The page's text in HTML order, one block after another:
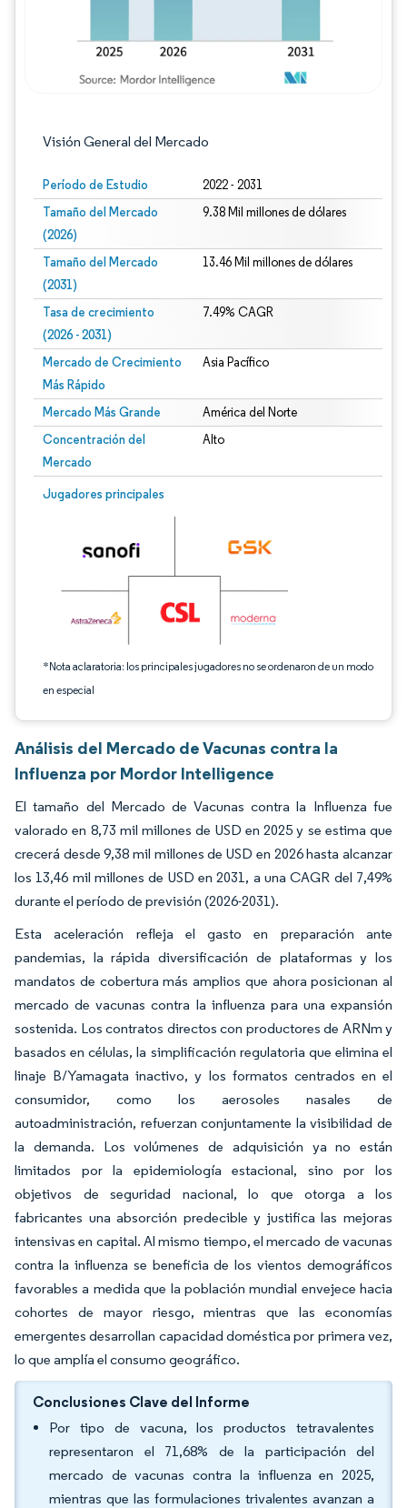
Visión General del Mercado
Período de Estudio 2022 - 2031
Tamaño del Mercado
(2026)
9.38 Mil millones de dólares
Tamaño del Mercado
(2031)
13.46 Mil millones de dólares
Tasa de crecimiento
(2026 - 2031)
7.49% CAGR
Mercado de Crecimiento
Más Rápido
Asia Pacífico
Mercado Más Grande América del Norte
Concentración del
Mercado
Alto
Jugadores principales
*Nota aclaratoria: los principales jugadores no se ordenaron de un modo
en especial
Imagen © Mordor Intelligence. El uso requiere atribución según CC BY 4.0.
Análisis del Mercado de Vacunas contra la
Influenza por Mordor Intelligence
El tamaño del Mercado de Vacunas contra la Influenza fue
valorado en 8,73 mil millones de USD en 2025 y se estima que
crecerá desde 9,38 mil millones de USD en 2026 hasta alcanzar
los 13,46 mil millones de USD en 2031, a una CAGR del 7,49%
durante el período de previsión (2026-2031).
Esta aceleración refleja el gasto en preparación ante
pandemias, la rápida diversificación de plataformas y los
mandatos de cobertura más amplios que ahora posicionan al
mercado de vacunas contra la influenza para una expansión
sostenida. Los contratos directos con productores de ARNm y
basados en células, la simplificación regulatoria que elimina el
linaje B/Yamagata inactivo, y los formatos centrados en el
consumidor, como los aerosoles nasales de
autoadministración, refuerzan conjuntamente la visibilidad de
la demanda. Los volúmenes de adquisición ya no están
limitados por la epidemiología estacional, sino por los
objetivos de seguridad nacional, lo que otorga a los
fabricantes una absorción predecible y justifica las mejoras
intensivas en capital. Al mismo tiempo, el mercado de vacunas
contra la influenza se beneficia de los vientos demográficos
favorables a medida que la población mundial envejece hacia
cohortes de mayor riesgo, mientras que las economías
emergentes desarrollan capacidad doméstica por primera vez,
lo que amplía el consumo geográfico.
Conclusiones Clave del Informe
Por tipo de vacuna, los productos tetravalentes
representaron el 71,68% de la participación del
mercado de vacunas contra la influenza en 2025,
mientras que las formulaciones trivalentes avanzan a